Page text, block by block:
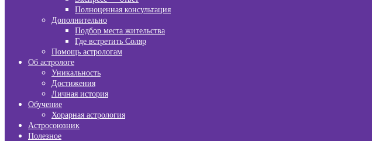
Полноценная консультация
Дополнительно
Подбор места жительства
Где встретить Соляр
Помощь астрологам
Об астрологе
Уникальность
Достижения
Личная история
Обучение
Хорарная астрология
Астросоюзник
Полезное